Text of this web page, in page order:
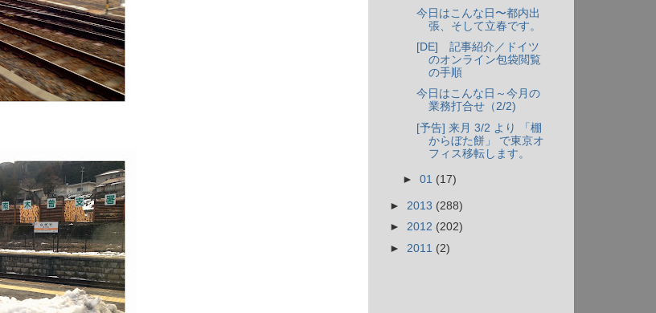
今日はこんな日〜都内出
張、そして立春です。
[DE] 記事紹介／ドイツ
のオンライン包袋閲覧
の手順
今日はこんな日～今月の
業務打合せ（2/2)
[予告] 来月 3/2 より 「棚
からぼた餅」 で東京オ
フィス移転します。
►01 (17)
► 2013 (288)
► 2012 (202)
► 2011 (2)